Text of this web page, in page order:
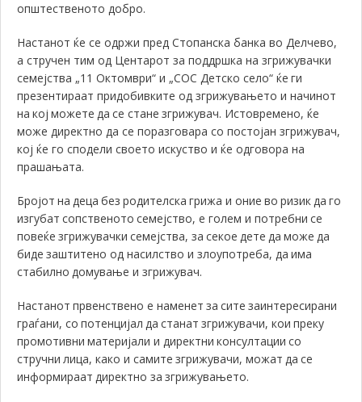
општественото добро.
Настанот ќе се одржи пред Стопанска банка во Делчево,
а стручен тим од Центарот за поддршка на згрижувачки
семејства „11 Октомври“ и „СОС Детско село“ ќе ги
презентираат придобивките од згрижувањето и начинот
на кој можете да се стане згрижувач. Истовремено, ќе
може директно да се поразговара со постојан згрижувач,
кој ќе го сподели своето искуство и ќе одговора на
прашањата.
Бројот на деца без родителска грижа и оние во ризикда го
изгубат сопственото семејство, е голем и потребни се
повеќе згрижувачки семејства, за секое дете да може да
биде заштитено од насилство и злоупотреба, да има
стабилно домување и згрижувач.
Настанот првенствено е наменет за сите заинтересирани
граѓани, со потенцијал да станат згрижувачи, кои преку
промотивни материјали и директни консултации со
стручни лица, како и самите згрижувачи, можат да се
информираат директно за згрижувањето.